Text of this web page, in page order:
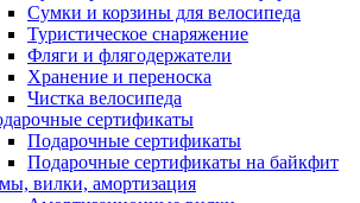
Сумки и корзины для велосипеда
Туристическое снаряжение
Фляги и флягодержатели
Хранение и переноска
Чистка велосипеда
сертификаты
Подарочные сертификаты
Подарочные сертификаты на байкфит
вилки, амортизация